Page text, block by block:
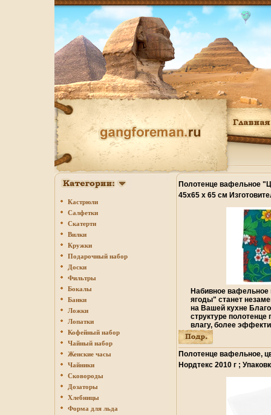
Кастрюли
Салфетки
Скатерти
Вилки
Кружки
Подарочный набор
Доски
Фильтры
Бокалы
Банки
Ложки
Лопатки
Кофейный набор
Чайный набор
Женские часы
Чайники
Сковороды
Дозаторы
Хлебницы
Форма для льда
Полотенце вафельное
45х65 х 65 см
Набивное
ягоды" станет
на Вашей кухне
структуре полотенце
влагу, более
удаляет
рисунок идеально
помещения
- отличный вариант
современной хозяйки
Материал: 100%
Полотенце вафельное,
Нордтекс 2010 г ;